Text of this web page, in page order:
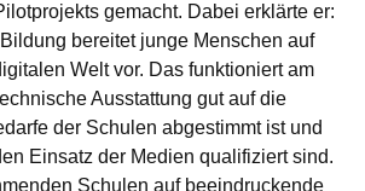
gemacht. Dabei erklärte er:
bereitet junge Menschen auf
Welt vor. Das funktioniert am
Ausstattung gut auf die
der Schulen abgestimmt ist und
Einsatz der Medien qualifiziert sind.
Schulen auf beeindruckende